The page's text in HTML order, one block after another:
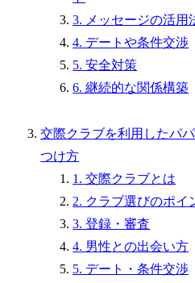
3. メッセージの活用
4. デートや条件交渉
5. 安全対策
6. 継続的な関係構築
交際クラブを利用したパ
つけ方
1. 交際クラブとは
2. クラブ選びのポイ
3. 登録・審査
4. 男性との出会い方
5. デート・条件交渉